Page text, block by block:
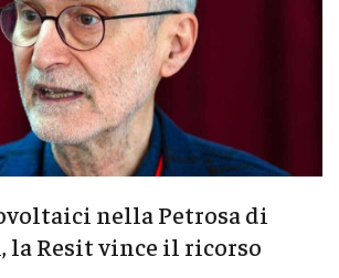
nella Petrosa di
Resit vince il ricorso